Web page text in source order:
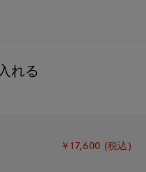
れる
￥17,600 (税込)